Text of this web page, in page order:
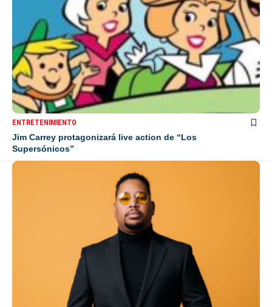
ENTRETENIMIENTO
Jim Carrey protagonizará live action de “Los
Supersónicos”